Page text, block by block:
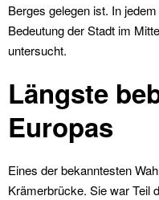
Berges gelegen ist. In
Bedeutung der Stadt im
untersucht.
Längste
Europas
Eines der bekanntesten
Krämerbrücke. Sie war Teil